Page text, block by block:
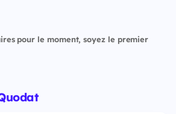
pour le moment, soyez le premier